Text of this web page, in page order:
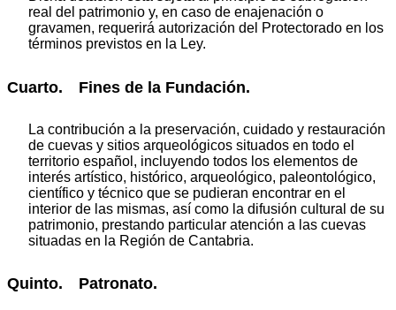
real del patrimonio y, en caso de enajenación o
gravamen, requerirá autorización del Protectorado en los
términos previstos en la Ley.
Cuarto. Fines de la Fundación.
La contribución a la preservación, cuidado y restauración
de cuevas y sitios arqueológicos situados en todo el
territorio español, incluyendo todos los elementos de
interés artístico, histórico, arqueológico, paleontológico,
científico y técnico que se pudieran encontrar en el
interior de las mismas, así como la difusión cultural de su
patrimonio, prestando particular atención a las cuevas
situadas en la Región de Cantabria.
Quinto. Patronato.